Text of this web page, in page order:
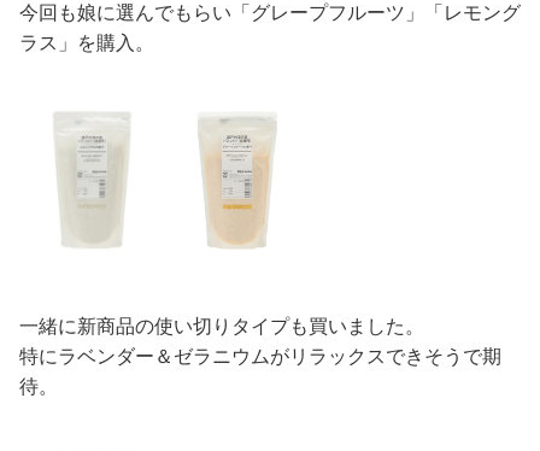
今回も娘に選んでもらい「グレープフルーツ」「レモング
ラス」を購入。
一緒に新商品の使い切りタイプも買いました。
特にラベンダー＆ゼラニウムがリラックスできそうで期
待。